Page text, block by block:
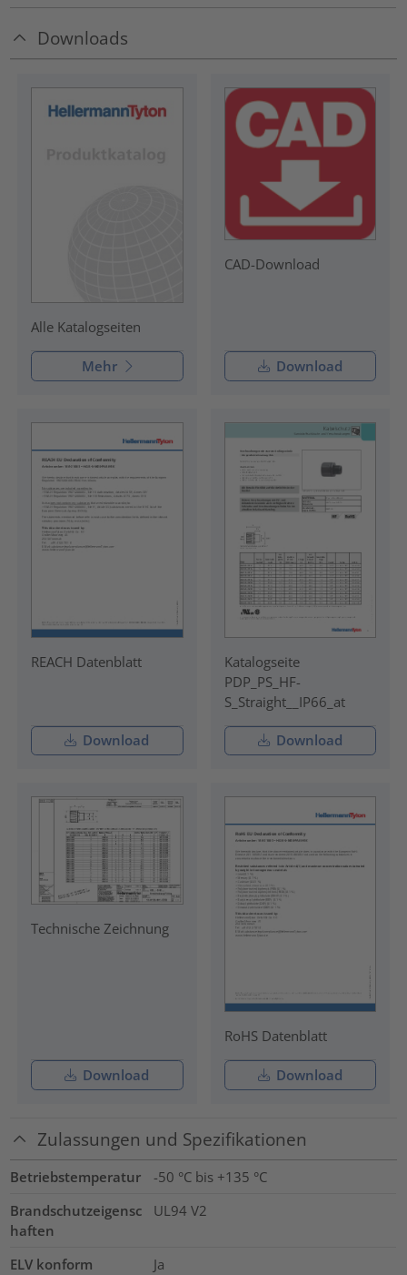
Downloads
Alle Katalogseiten
Mehr
CAD-Download
Download
REACH Datenblatt
Download
Katalogseite
PDP_PS_HF-
S_Straight__IP66_at
Download
Technische Zeichnung
Download
RoHS Datenblatt
Download
Zulassungen und Spezifikationen
Betriebstemperatur
-50 °C bis +135 °C
Brandschutzeigensc
haften
UL94 V2
ELV konform
Ja